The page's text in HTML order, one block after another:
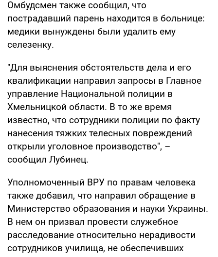
Омбудсмен также сообщил, что
пострадавший парень находится в больнице:
медики вынуждены были удалить ему
селезенку.
"Для выяснения обстоятельств дела и его
квалификации направил запросы в Главное
управление Национальной полиции в
Хмельницкой области. В то же время
известно, что сотрудники полиции по факту
нанесения тяжких телесных повреждений
открыли уголовное производство", –
сообщил Лубинец.
Уполномоченный ВРУ по правам человека
также добавил, что направил обращение в
Министерство образования и науки Украины.
В нем он призвал провести служебное
расследование относительно нерадивости
сотрудников училища, не обеспечивших